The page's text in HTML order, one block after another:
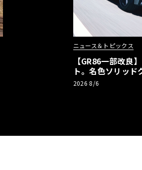
ニュース＆トピックス
【GR86一部改良
ト。名色ソリッ
極みへ
2026 8/6